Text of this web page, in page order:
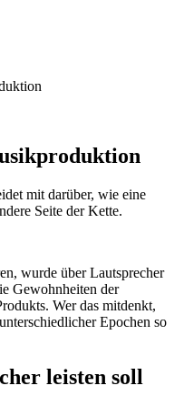
mit darüber, wie eine
Seite der Kette.
wurde über Lautsprecher
Gewohnheiten der
Wer das mitdenkt,
Epochen so
leisten soll